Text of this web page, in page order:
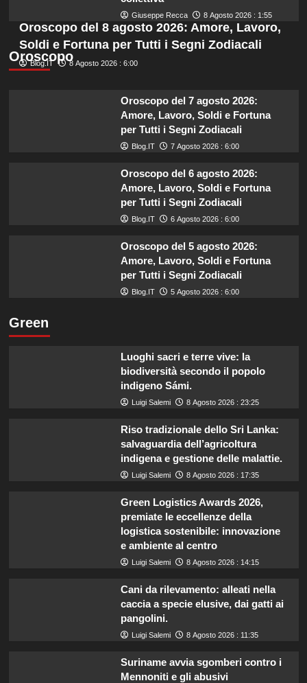
Giuseppe Recca 8 Agosto 2026 : 1:55
Oroscopo
Oroscopo del 8 agosto 2026: Amore, Lavoro,
Soldi e Fortuna per Tutti i Segni Zodiacali
Blog.IT 8 Agosto 2026 : 6:00
Oroscopo del 7 agosto 2026:
Amore, Lavoro, Soldi e Fortuna
per Tutti i Segni Zodiacali
Blog.IT 7 Agosto 2026 : 6:00
Oroscopo del 6 agosto 2026:
Amore, Lavoro, Soldi e Fortuna
per Tutti i Segni Zodiacali
Blog.IT 6 Agosto 2026 : 6:00
Oroscopo del 5 agosto 2026:
Amore, Lavoro, Soldi e Fortuna
per Tutti i Segni Zodiacali
Blog.IT 5 Agosto 2026 : 6:00
Green
Luoghi sacri e terre vive: la
biodiversità secondo il popolo
indigeno Sámi.
Luigi Salemi 8 Agosto 2026 : 23:25
Riso tradizionale dello Sri Lanka:
salvaguardia dell’agricoltura
indigena e gestione delle malattie.
Luigi Salemi 8 Agosto 2026 : 17:35
Green Logistics Awards 2026,
premiate le eccellenze della
logistica sostenibile: innovazione
e ambiente al centro
Luigi Salemi 8 Agosto 2026 : 14:15
Cani da rilevamento: alleati nella
caccia a specie elusive, dai gatti ai
pangolini.
Luigi Salemi 8 Agosto 2026 : 11:35
Suriname avvia sgomberi contro i
Mennoniti e gli abusivi